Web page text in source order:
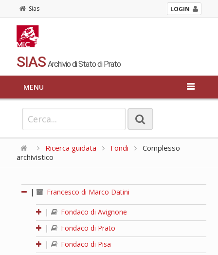
Sias LOGIN
SIAS Archivio di Stato di Prato
MENU
Ricerca guidata Fondi
Complesso
archivistico
| Francesco di Marco Datini
|
Fondaco di Avignone
|
Fondaco di Prato
|
Fondaco di Pisa